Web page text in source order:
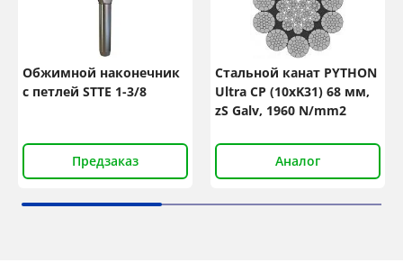
Обжимной наконечник
с петлей STTE 1-3/8
Предзаказ
Стальной канат PYTHON
Ultra CP (10xK31) 68 мм,
zS Galv, 1960 N/mm2
Аналог